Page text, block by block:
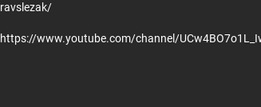
ravslezak/
https://www.youtube.com/channel/